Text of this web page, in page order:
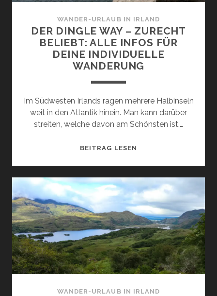
WANDER-URLAUB IN IRLAND
DER DINGLE WAY – ZURECHT
BELIEBT: ALLE INFOS FÜR
DEINE INDIVIDUELLE
WANDERUNG
Im Südwesten Irlands ragen mehrere Halbinseln
weit in den Atlantik hinein. Man kann darüber
streiten, welche davon am Schönsten ist.…
BEITRAG LESEN
–
ZURECHT
BELIEBT:
ALLE
INFOS
FÜR
DEINE
INDIVIDUELLE
WANDERUNG
WANDER-URLAUB IN IRLAND